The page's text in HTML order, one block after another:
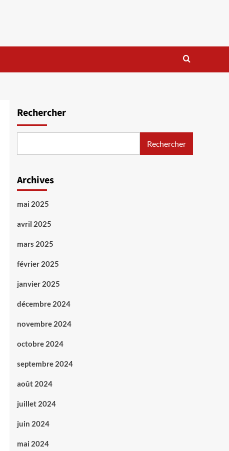
Rechercher
Rechercher
Archives
mai 2025
avril 2025
mars 2025
février 2025
janvier 2025
décembre 2024
novembre 2024
octobre 2024
septembre 2024
août 2024
juillet 2024
juin 2024
mai 2024